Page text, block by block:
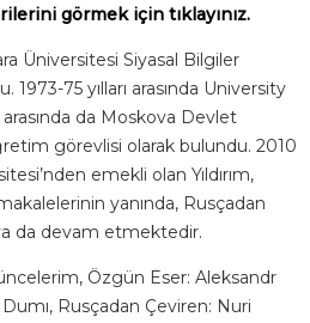
görmek için tıklayınız.
Üniversitesi Siyasal Bilgiler
1973-75 yılları arasında University
arasında da Moskova Devlet
görevlisi olarak bulundu. 2010
emekli olan Yıldırım,
yanında, Rusçadan
da devam etmektedir.
Özgün Eser: Aleksandr
Dumı, Rusçadan Çeviren: Nuri